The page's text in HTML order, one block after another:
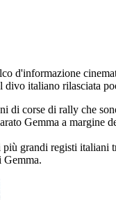
d'informazione
divo italiano rilasciata
di corse di rally che
Gemma a margine
grandi registi
Gemma.